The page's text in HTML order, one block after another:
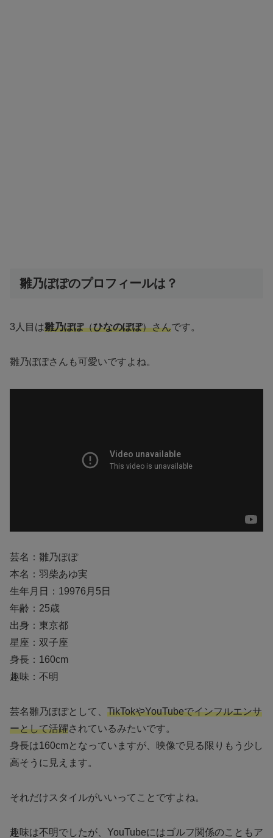
雛乃ぽぽのプロフィールは？
3人目は雛乃ぽぽ（ひなのぽぽ）さんです。
雛乃ぽぽさんも可愛いですよね。
芸名：雛乃ぽぽ
本名：羽柴あゆ実
生年月日：19976月5日
年齢：25歳
出身：東京都
星座：双子座
身長：160cm
趣味：不明
芸名雛乃ぽぽとして、 TikTokやYouTubeでインフルエンサ
ーとして活躍されているみたいです。
身長は160cmとなっていますが、映像で見る限りもう少し
高そうに見えます。
それだけスタイルがいいってことですよね。
趣味は不明でしたが、YouTubeにはゴルフ関係のこともア